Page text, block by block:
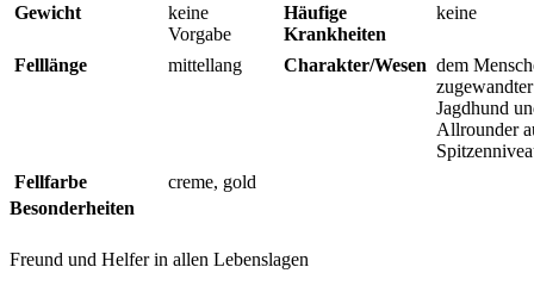
Gewicht
keine
Vorgabe
Häufige
Krankheiten
keine
Felllänge mittellang Charakter/Wesen dem
zugewandter
Jagdhund
Allrounder
Fellfarbe
creme, gold
Besonderheiten
Freund und Helfer in allen Lebenslagen